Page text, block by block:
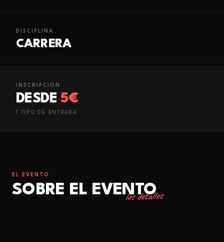
DISCIPLINA
CARRERA
INSCRIPCIÓN
DESDE 5€
1 TIPO DE ENTRADA
EL EVENTO
SOBRE EL EVENTO
los detalles